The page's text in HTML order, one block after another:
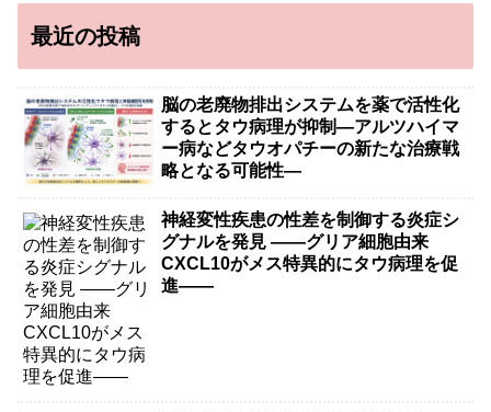
最近の投稿
脳の老廃物排出システムを薬で活性化
するとタウ病理が抑制―アルツハイマ
ー病などタウオパチーの新たな治療戦
略となる可能性―
神経変性疾患の性差を制御する炎症シ
グナルを発見 ――グリア細胞由来
CXCL10がメス特異的にタウ病理を促
進――